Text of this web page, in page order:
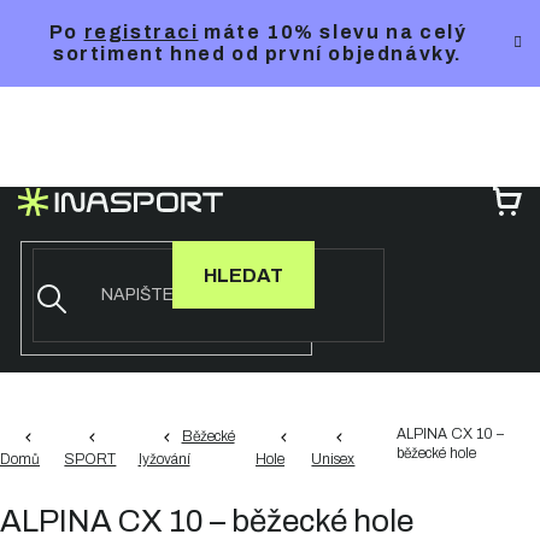
Po registraci máte 10% slevu na celý
sortiment hned od první objednávky.
HLEDAT
Domů SPORT
Běžecké
lyžování
Hole Unisex
ALPINA CX 10 –
běžecké hole
ALPINA CX 10 – běžecké hole